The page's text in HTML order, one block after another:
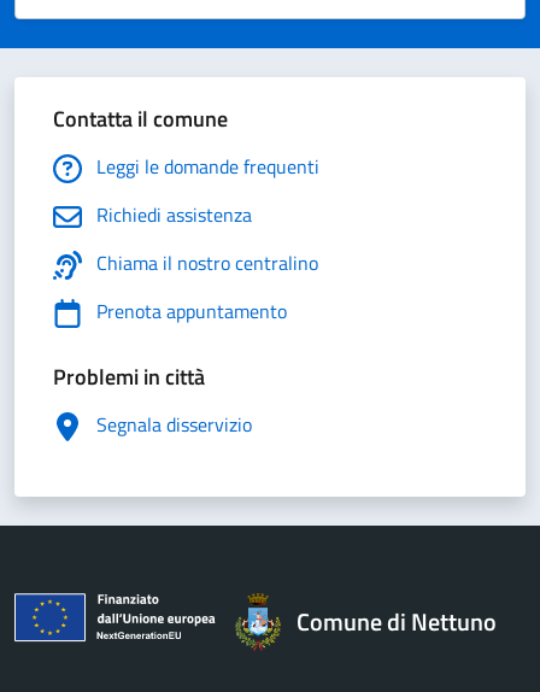
Valuta 5 stelle su 5
Valuta 4 stelle su 5
Valuta 3 stelle su 5
Valuta 2 stelle su 5
Valuta 1 stelle su 5
Contatta il comune
Leggi le domande frequenti
Richiedi assistenza
Chiama il nostro centralino
Prenota appuntamento
Problemi in città
Segnala disservizio
Comune di Nettuno